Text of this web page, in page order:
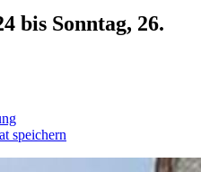
bis Sonntag, 26.
speichern